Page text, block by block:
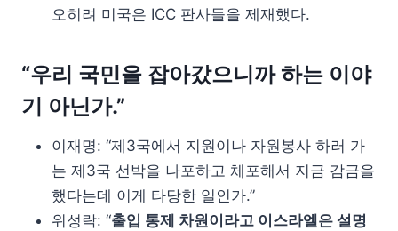
오히려 미국은 ICC 판사들을 제재했다.
“우리 국민을 잡아갔으니까 하는 이야
기 아닌가.”
이재명: “제3국에서 지원이나 자원봉사 하러 가
는 제3국 선박을 나포하고 체포해서 지금 감금을
했다는데 이게 타당한 일인가.”
위성락: “출입 통제 차원이라고 이스라엘은 설명